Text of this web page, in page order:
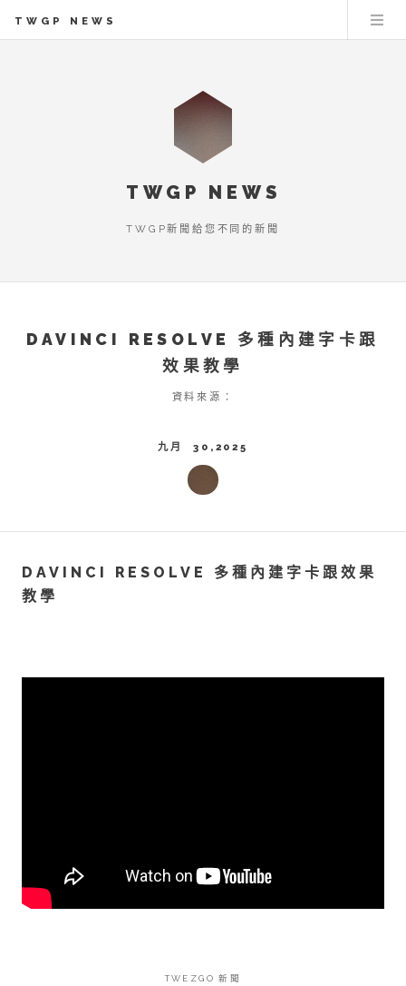
TWGP NEWS
TWGP NEWS
TWGP新聞給您不同的新聞
DAVINCI RESOLVE 多種內建字卡跟
效果教學
資料來源：
九月 30,2025
DAVINCI RESOLVE 多種內建字卡跟效果
教學
TWEZGO 新聞